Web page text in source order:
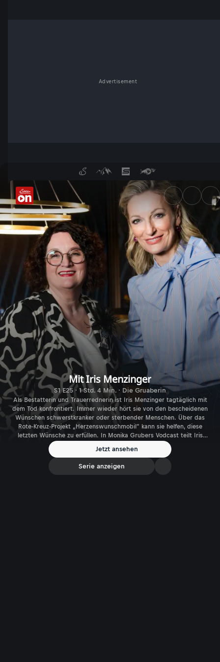
Advertisement
Mit Monika Gruber und
Mit Iris Menzinger
S1 E25 · 1 Std. 4 Min. · Die Gruaberin
Als Bestatterin und Trauerrednerin ist Iris Menzinger tagtäglich mit
dem Tod konfrontiert. Immer wieder hört sie von den bescheidenen
Wünschen schwerstkranker oder sterbender Menschen. Über das
Rote-Kreuz-Projekt „Herzenswunschmobil“ kann sie helfen, diese
letzten Wünsche zu erfüllen. In Monika Grubers Vodcast teilt Iris
Menzinger ihre Gedanken über das Leben und den Tod. Ein offenes,
empathisches Gespräch mit feinem Gespür für die leisen
Zwischentöne.
Jetzt ansehen
Serie anzeigen